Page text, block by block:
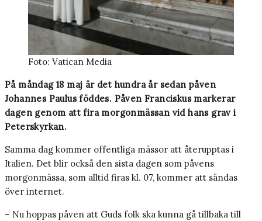
Foto: Vatican Media
På måndag 18 maj är det hundra år sedan påven
Johannes Paulus föddes. Påven Franciskus markerar
dagen genom att fira morgonmässan vid hans grav i
Peterskyrkan.
Samma dag kommer offentliga mässor att återupptas i
Italien. Det blir också den sista dagen som påvens
morgonmässa, som alltid firas kl. 07, kommer att sändas
över internet.
– Nu hoppas påven att Guds folk ska kunna gå tillbaka till